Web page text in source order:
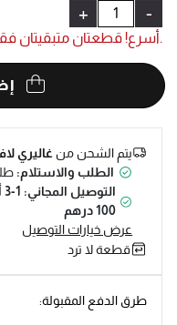
-
+
.أسرع! قطعتان متبقيتان
يتم الشحن منغاليري
الطلب والاستلام:
التوصيل المجاني: 1-3 أيام
100 درهم
عرض خيارات التوصيل
قطعة لا ترد
طرق الدفع المقبولة: